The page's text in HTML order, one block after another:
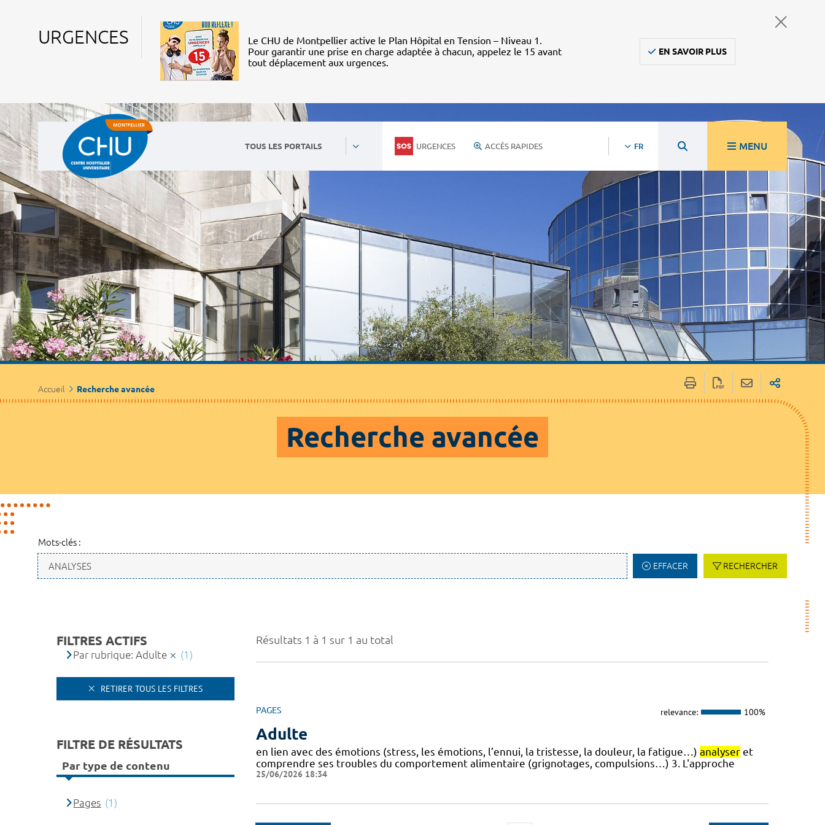
URGENCES
Le CHU de Montpellier active le Plan Hôpital en Tension – Niveau 1.
Pour garantir une prise en charge adaptée à chacun, appelez le 15 avant
tout déplacement aux urgences.
EN SAVOIR PLUS
TOUS LES PORTAILS URGENCES ACCÈS RAPIDES FR MENU
Accueil Recherche avancée
Recherche avancée
Mots-clés :
EFFACER RECHERCHER
Résultats 1 à 1 sur 1 au total
PAGES relevance: 100%
Adulte
en lien avec des émotions (stress, les émotions, l’ennui, la tristesse, la douleur, la fatigue…) analyseret
comprendre ses troubles du comportement alimentaire (grignotages, compulsions…) 3. L'approche
25/06/2026 18:34
FILTRES ACTIFS
Par rubrique: Adulte (1)
RETIRER TOUS LES FILTRES
FILTRE DE RÉSULTATS
Par type de contenu
Pages (1)